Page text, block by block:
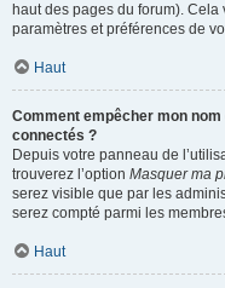
haut des pages du forum).
paramètres et préférences de
Haut
Comment empêcher mon
connectés ?
Depuis votre panneau de
trouverez l’option Masquer ma
serez visible que par les
serez compté parmi les
Haut